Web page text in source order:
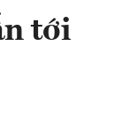
tới